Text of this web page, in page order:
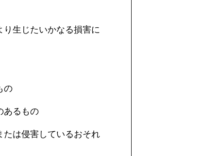
生じたいかなる損害に
の
あるもの
たは侵害しているおそれ